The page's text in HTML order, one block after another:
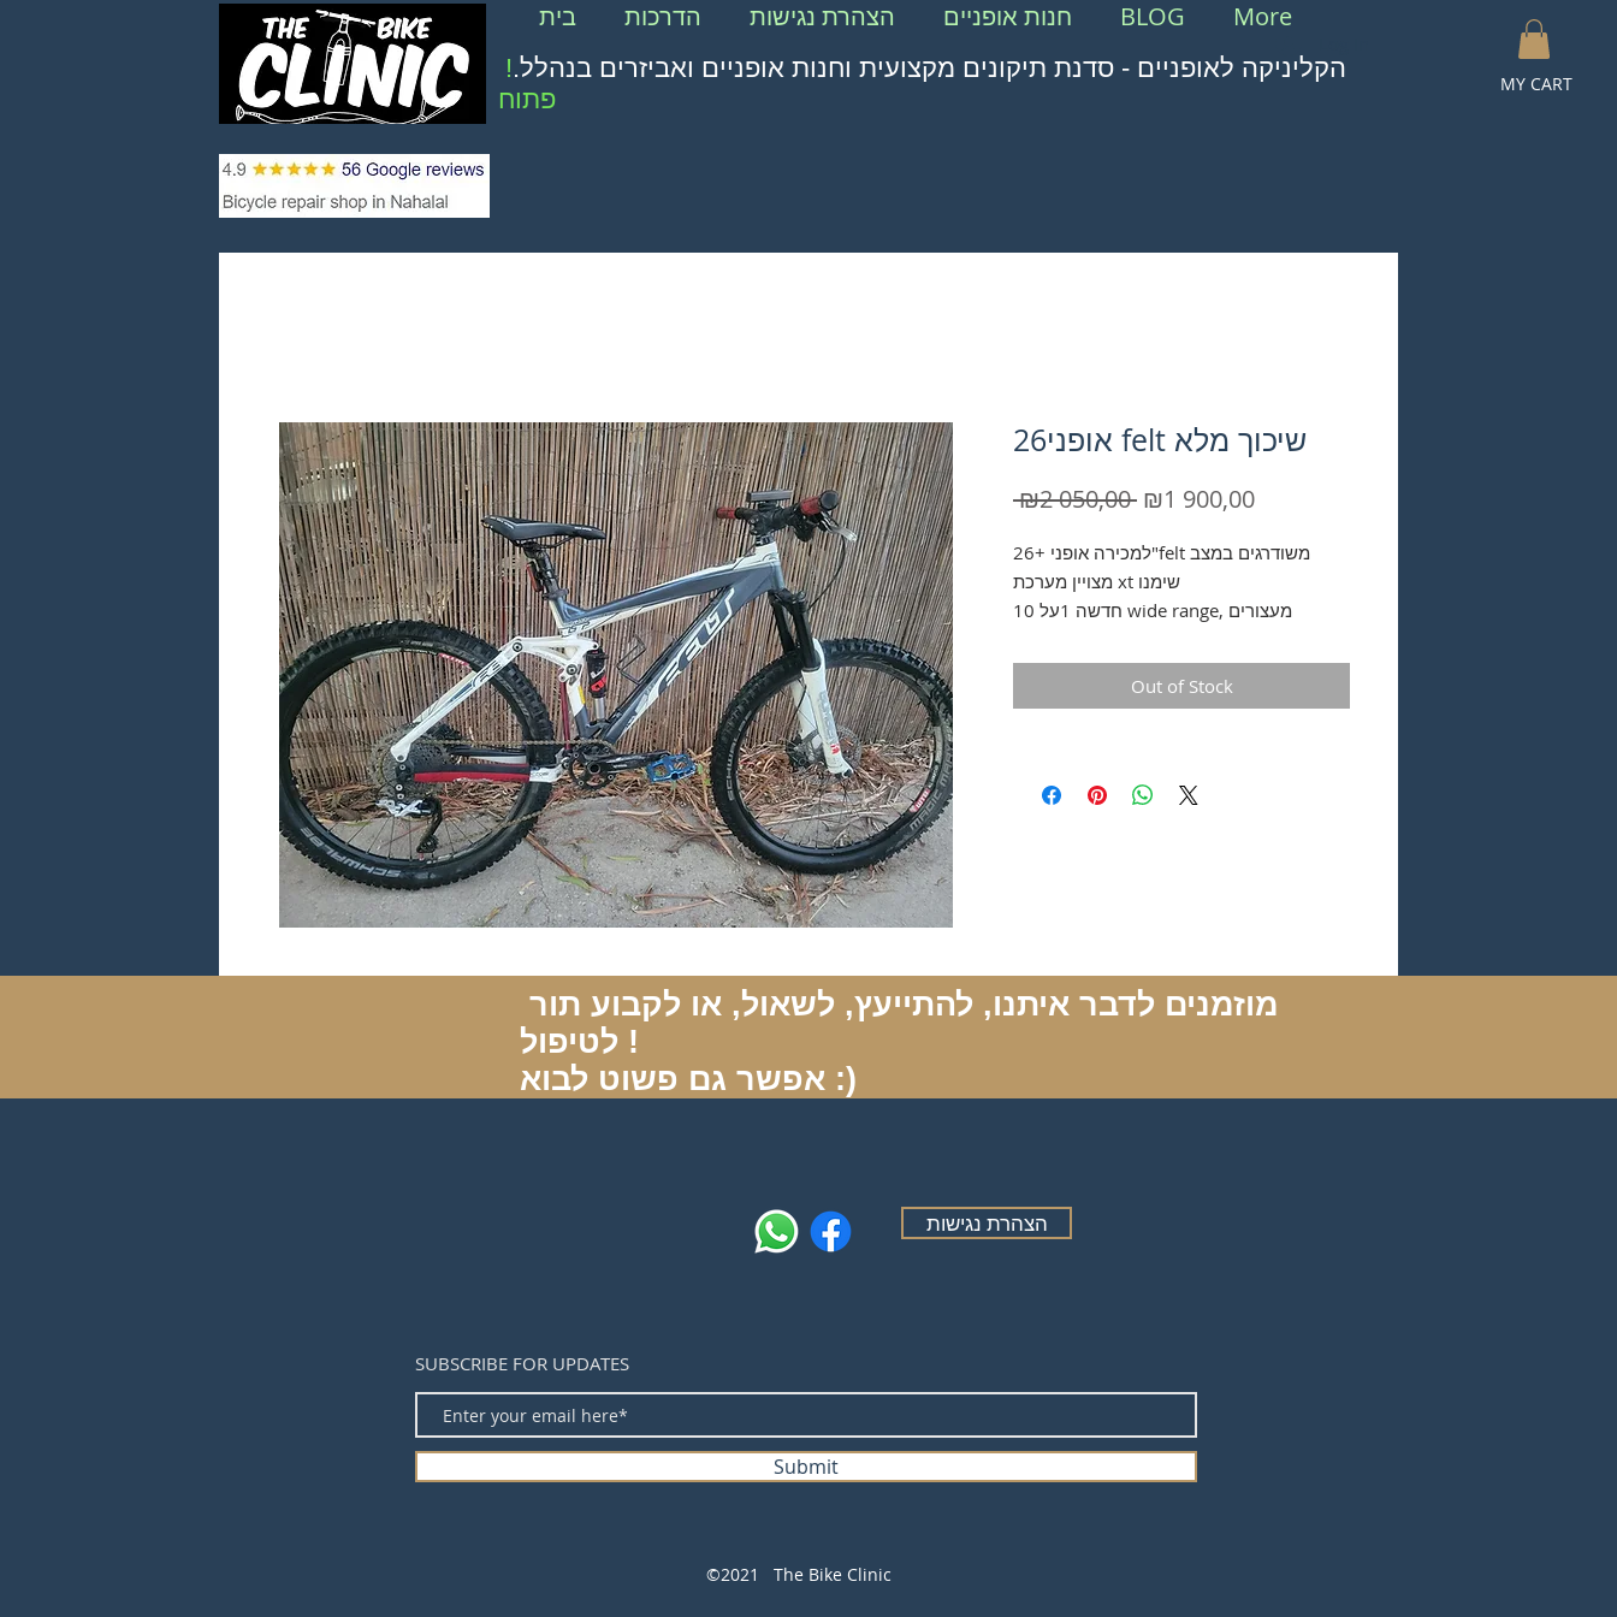
MY CART
בית הדרכות הצהרת נגישות חנות אופניים BLOG More
!הקליניקה לאופניים - סדנת תיקונים מקצועית וחנות אופניים ואביזרים בנהלל.
פתוח
אופני26 felt שיכוך מלא
₪2 050,00 Regular
₪1 900,00Sale
למכירה אופני +26"felt משודרגים במצב
מצויין מערכת xt שימנו
חדשה 1על 10 wide range, מעצורים
9-11 .
Out of Stock
לטיפול !
אפשר גם פשוט לבוא :)
הצהרת נגישות
SUBSCRIBE FOR UPDATES
Submit
©2021 The Bike Clinic